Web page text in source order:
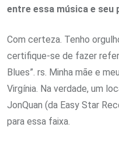
entre essa música e seu
Com ​​certeza. Tenho
certifique-se de fazer
Blues”. rs. Minha mãe e
Virgínia. Na verdade, um
JonQuan (da Easy Star
para essa faixa.